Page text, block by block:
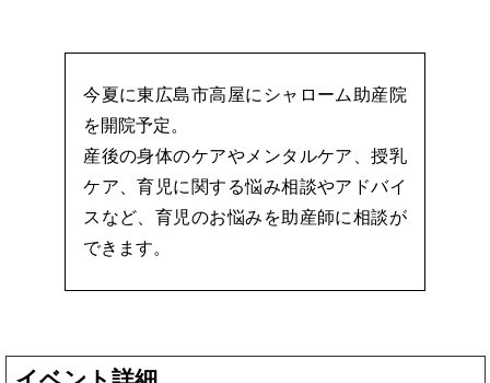
今夏に東広島市高屋にシャローム助産院
を開院予定。
産後の身体のケアやメンタルケア、授乳
ケア、育児に関する悩み相談やアドバイ
スなど、育児のお悩みを助産師に相談が
できます。